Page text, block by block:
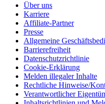
Über uns
Karriere
Affiliate-Partner
Presse
Allgemeine
Barrierefreiheit
Datenschutzrichtlinie
Cookie-Erklärung
Melden illegaler Inhalte
Rechtliche Hinweise/
Verantwortlicher